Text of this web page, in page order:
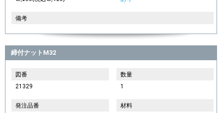
備考
締付ナットM32
図番
21329
数量
1
発注品番
材料